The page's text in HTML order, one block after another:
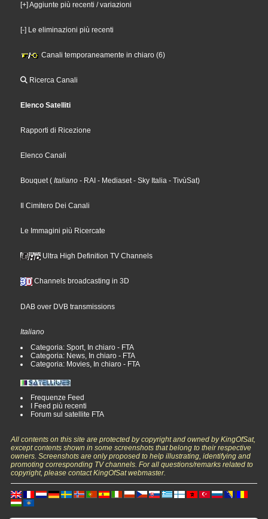
[+] Aggiunte più recenti / variazioni
[-] Le eliminazioni più recenti
Canali temporaneamente in chiaro (6)
Ricerca Canali
Elenco Satelliti
Rapporti di Ricezione
Elenco Canali
Bouquet( Italiano - RAI - Mediaset- Sky Italia - TivùSat)
Il Cimitero Dei Canali
Le Immagini più Ricercate
Ultra High Definition TV Channels
Channels broadcasting in 3D
DAB over DVB transmissions
Italiano
Categoria: Sport, In chiaro - FTA
Categoria: News, In chiaro - FTA
Categoria: Movies, In chiaro - FTA
Frequenze Feed
I Feed più recenti
Forum sul satellite FTA
All contents on this site are protected by copyright and owned by KingOfSat,
except contents shown in some screenshots that belong to their respective
owners. Screenshots are only proposed to help illustrating, identifying and
promoting corresponding TV channels. For all questions/remarks related to
copyright, please contact KingOfSat webmaster.